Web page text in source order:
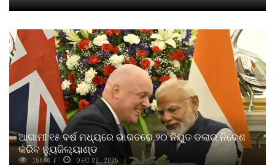
ଆଗାମୀ ୧୫ ବର୍ଷ ମଧ୍ୟରେ ଭାରତରେ ୨୦ ନିୟୁତ ଡଲାର ନିବେଶ
କରିବ ନ୍ୟୁଜିଲ୍ୟାଣ୍ଡ
15646 DEC 22, 2025